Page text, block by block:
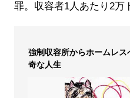
罪。収容者1人あたり2万
強制収容所からホームレ
奇な人生